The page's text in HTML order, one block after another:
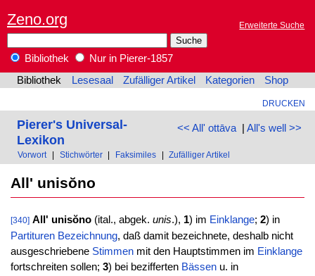
Zeno.org Erweiterte Suche
Bibliothek
Nur in Pierer-1857
Bibliothek
Lesesaal Zufälliger Artikel Kategorien Shop
DRUCKEN
<< All' ottāva| All's well >>
Pierer's Universal-
Lexikon
Vorwort Stichwörter Faksimiles Zufälliger Artikel
All' unisŏno
[340] All' unisŏno(ital., abgek. unis.), 1) im Einklange; 2) in
Partituren Bezeichnung, daß damit bezeichnete, deshalb nicht
ausgeschriebene Stimmenmit den Hauptstimmen im Einklange
fortschreiten sollen; 3) bei bezifferten Bässenu. in